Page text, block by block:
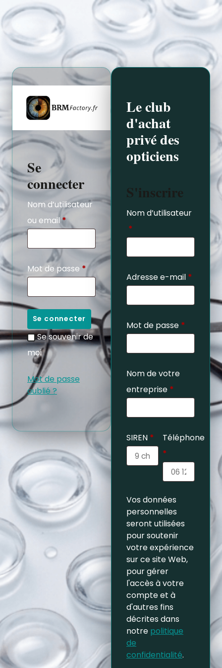
Se
connecter
Nom d’utilisateur
ou email*
Mot de passe *
Se connecter
Se souvenir de
moi
Mot de passe
oublié ?
Le club
d'achat
privé des
opticiens
S'inscrire
Nom d’utilisateur
*
Adresse e-mail *
Mot de passe *
Nom de votre
entreprise *
SIREN *
Téléphone
*
Vos données
personnelles
seront utilisées
pour soutenir
votre expérience
sur ce site Web,
pour gérer
l'accès à votre
compte et à
d'autres fins
décrites dans
notre politique
de
confidentialité.